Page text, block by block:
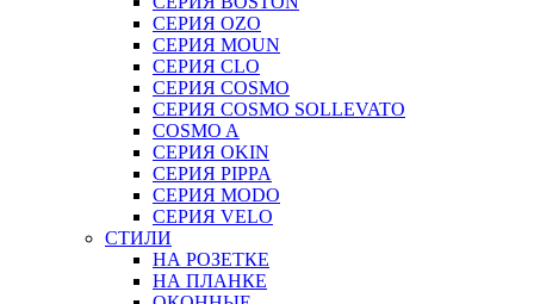
CЕРИЯ OZO
СЕРИЯ MOUN
СЕРИЯ CLO
СЕРИЯ COSMO
СЕРИЯ COSMO SOLLEVATO
COSMO A
СЕРИЯ OKIN
СЕРИЯ PIPPA
СЕРИЯ MODO
СЕРИЯ VELO
СТИЛИ
НА РОЗЕТКЕ
НА ПЛАНКЕ